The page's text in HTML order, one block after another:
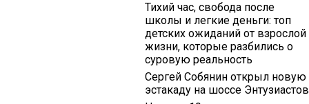
Тихий час, свобода после
школы и легкие деньги: топ
детских ожиданий от взрослой
жизни, которые разбились о
суровую реальность
Сергей Собянин открыл новую
эстакаду на шоссе Энтузиастов